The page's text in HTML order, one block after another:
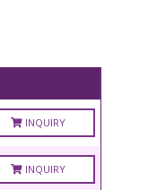
INQUIRY
INQUIRY